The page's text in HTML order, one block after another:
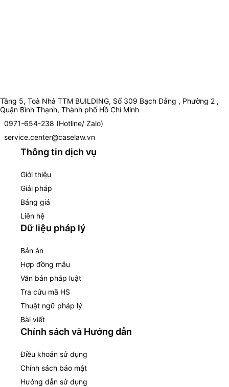
Tầng 5, Toà Nhà TTM BUILDING, Số 309 Bạch Đằng , Phường 2 ,
Quận Bình Thạnh, Thành phố Hồ Chí Minh
0971-654-238 (Hotline/ Zalo)
service.center@caselaw.vn
Thông tin dịch vụ
Giới thiệu
Giải pháp
Bảng giá
Liên hệ
Dữ liệu pháp lý
Bản án
Hợp đồng mẫu
Văn bản pháp luật
Tra cứu mã HS
Thuật ngữ pháp lý
Bài viết
Chính sách và Hướng dẫn
Điều khoản sử dụng
Chính sách bảo mật
Hướng dẫn sử dụng